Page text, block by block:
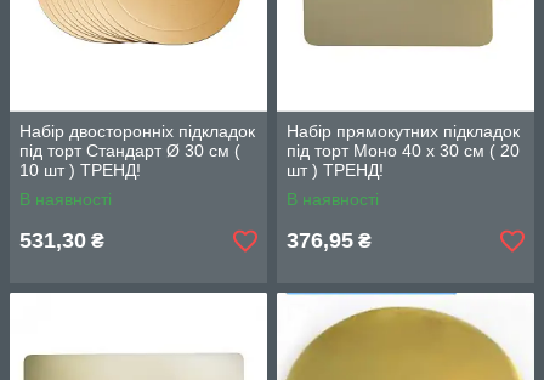
Набір двосторонніх підкладок
під торт Стандарт Ø 30 см (
10 шт ) ТРЕНД!
В наявності
531,30 ₴
Набір прямокутних підкладок
під торт Моно 40 х 30 см ( 20
шт ) ТРЕНД!
В наявності
376,95 ₴